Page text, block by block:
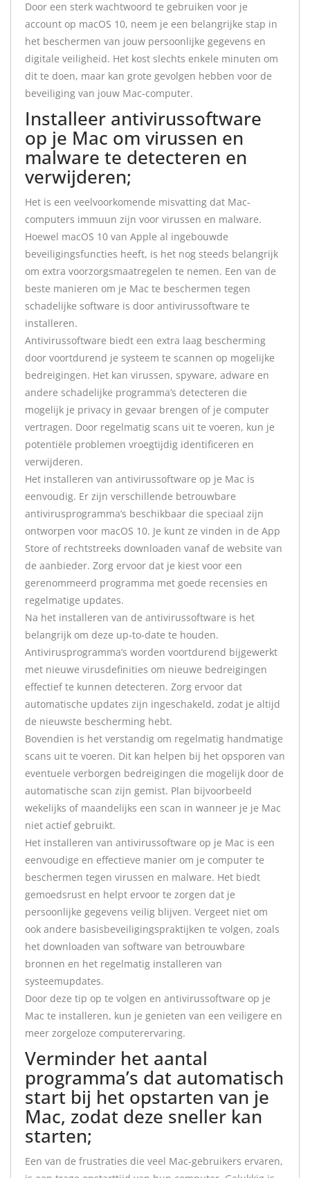
Door een sterk wachtwoord te gebruiken voor je
account op macOS 10, neem je een belangrijke stap in
het beschermen van jouw persoonlijke gegevens en
digitale veiligheid. Het kost slechts enkele minuten om
dit te doen, maar kan grote gevolgen hebben voor de
beveiliging van jouw Mac-computer.
Installeer antivirussoftware
op je Mac om virussen en
malware te detecteren en
verwijderen;
Het is een veelvoorkomende misvatting dat Mac-
computers immuun zijn voor virussen en malware.
Hoewel macOS 10 van Apple al ingebouwde
beveiligingsfuncties heeft, is het nog steeds belangrijk
om extra voorzorgsmaatregelen te nemen. Een van de
beste manieren om je Mac te beschermen tegen
schadelijke software is door antivirussoftware te
installeren.
Antivirussoftware biedt een extra laag bescherming
door voortdurend je systeem te scannen op mogelijke
bedreigingen. Het kan virussen, spyware, adware en
andere schadelijke programma’s detecteren die
mogelijk je privacy in gevaar brengen of je computer
vertragen. Door regelmatig scans uit te voeren, kun je
potentiële problemen vroegtijdig identificeren en
verwijderen.
Het installeren van antivirussoftware op je Mac is
eenvoudig. Er zijn verschillende betrouwbare
antivirusprogramma’s beschikbaar die speciaal zijn
ontworpen voor macOS 10. Je kunt ze vinden in de App
Store of rechtstreeks downloaden vanaf de website van
de aanbieder. Zorg ervoor dat je kiest voor een
gerenommeerd programma met goede recensies en
regelmatige updates.
Na het installeren van de antivirussoftware is het
belangrijk om deze up-to-date te houden.
Antivirusprogramma’s worden voortdurend bijgewerkt
met nieuwe virusdefinities om nieuwe bedreigingen
effectief te kunnen detecteren. Zorg ervoor dat
automatische updates zijn ingeschakeld, zodat je altijd
de nieuwste bescherming hebt.
Bovendien is het verstandig om regelmatig handmatige
scans uit te voeren. Dit kan helpen bij het opsporen van
eventuele verborgen bedreigingen die mogelijk door de
automatische scan zijn gemist. Plan bijvoorbeeld
wekelijks of maandelijks een scan in wanneer je je Mac
niet actief gebruikt.
Het installeren van antivirussoftware op je Mac is een
eenvoudige en effectieve manier om je computer te
beschermen tegen virussen en malware. Het biedt
gemoedsrust en helpt ervoor te zorgen dat je
persoonlijke gegevens veilig blijven. Vergeet niet om
ook andere basisbeveiligingspraktijken te volgen, zoals
het downloaden van software van betrouwbare
bronnen en het regelmatig installeren van
systeemupdates.
Door deze tip op te volgen en antivirussoftware op je
Mac te installeren, kun je genieten van een veiligere en
meer zorgeloze computerervaring.
Verminder het aantal
programma’s dat automatisch
start bij het opstarten van je
Mac, zodat deze sneller kan
starten;
Een van de frustraties die veel Mac-gebruikers ervaren,